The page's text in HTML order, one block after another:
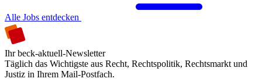
Alle Jobs entdecken
Ihr beck-aktuell-Newsletter
Täglich das Wichtigste aus Recht, Rechtspolitik, Rechtsmarkt und
Justiz in Ihrem Mail-Postfach.